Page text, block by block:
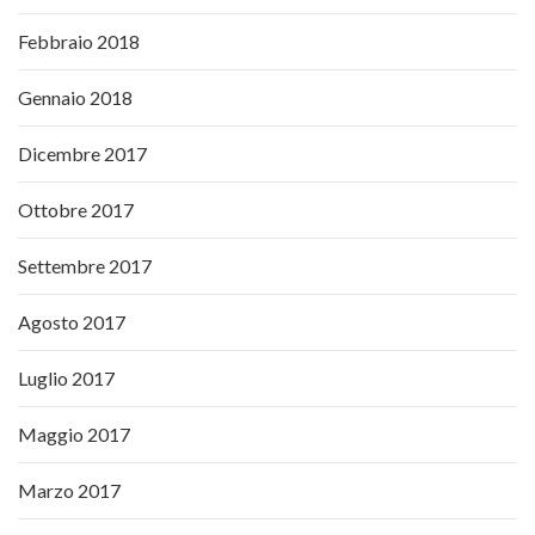
Febbraio 2018
Gennaio 2018
Dicembre 2017
Ottobre 2017
Settembre 2017
Agosto 2017
Luglio 2017
Maggio 2017
Marzo 2017